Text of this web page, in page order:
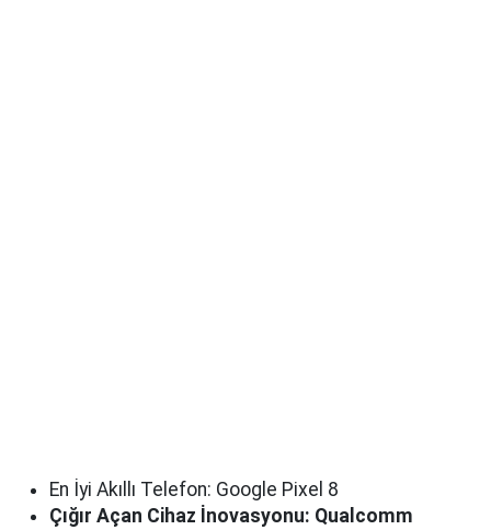
En İyi Akıllı Telefon: Google Pixel 8
Çığır Açan Cihaz İnovasyonu: Qualcomm